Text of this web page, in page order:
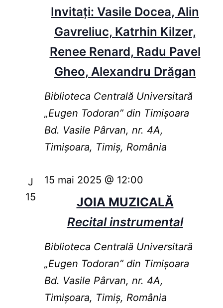
Invitați: Vasile Docea, Alin
Gavreliuc, Katrhin Kilzer,
Renee Renard, Radu Pavel
Gheo, Alexandru Drăgan
Biblioteca Centrală Universitară
„Eugen Todoran” din Timişoara
Bd. Vasile Pârvan, nr. 4A,
Timișoara, Timiș, România
J
15
JOIA MUZICALĂ
Recital instrumental
15 mai 2025 @ 12:00
Biblioteca Centrală Universitară
„Eugen Todoran” din Timişoara
Bd. Vasile Pârvan, nr. 4A,
Timișoara, Timiș, România